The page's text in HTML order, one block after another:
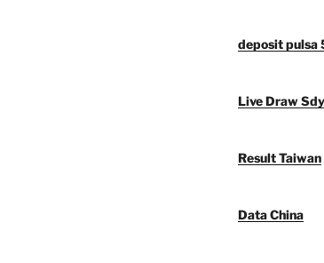
deposit pulsa
Live Draw Sdy
Result Taiwan
Data China